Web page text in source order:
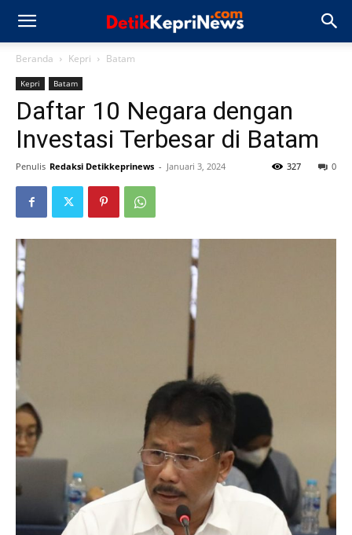
Beranda Kepri Batam
Kepri Batam
Daftar 10 Negara dengan
Investasi Terbesar di Batam
Penulis Redaksi Detikkeprinews - Januari 3, 2024 0
327